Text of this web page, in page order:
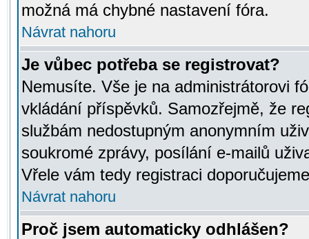
možná má chybné nastavení fóra.
Návrat nahoru
Je vůbec potřeba se registrovat?
Nemusíte. Vše je na administrátorovi
vkládání příspěvků. Samozřejmě, že
službám nedostupným anonymním
soukromé zprávy, posílání e-mailů
Vřele vám tedy registraci
Návrat nahoru
Proč jsem automaticky odhlášen?